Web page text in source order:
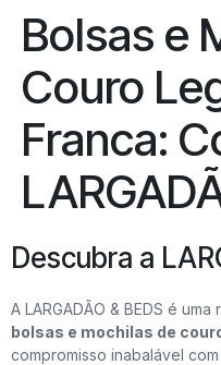
Bolsas e
Couro
Franca:
Descubra a
A LARGADÃO & BEDS é
bolsas e mochilas de
compromisso inabalável